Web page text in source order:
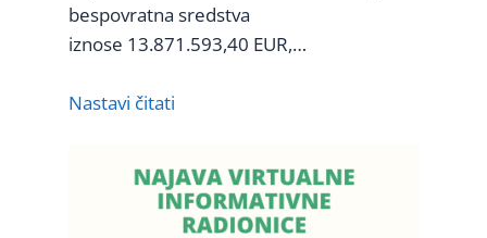
bespovratna sredstva
iznose 13.871.593,40 EUR,…
Nastavi čitati